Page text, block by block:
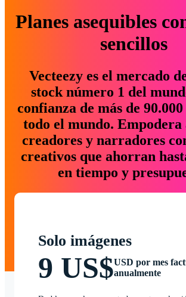
Planes asequibles
sencillos
Vecteezy es el mercado
stock número 1 del
confianza de más de
todo el mundo. Empodera
creadores y narradores
creativos que ahorran
en tiempo y
Solo imágenes
9 US$USD por mes
anualmente